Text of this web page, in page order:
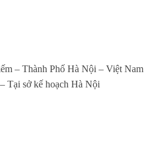
– Thành Phố Hà Nội – Việt Nam
Tại sở kế hoạch Hà Nội